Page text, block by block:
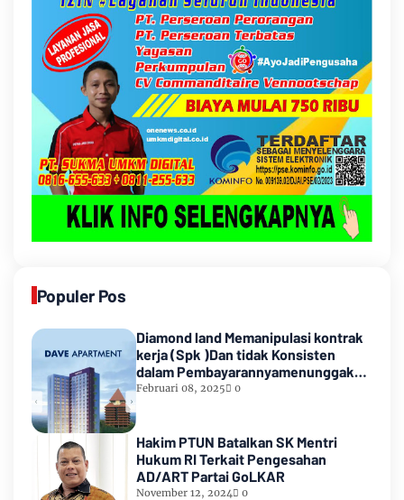
Populer Pos
Diamond land Memanipulasi kontrak
kerja (Spk )Dan tidak Konsisten
dalam Pembayarannyamenunggak
sampai hampir satu tahun
Februari 08, 2025 0
Hakim PTUN Batalkan SK Mentri
Hukum RI Terkait Pengesahan
AD/ART Partai GoLKAR
November 12, 2024 0